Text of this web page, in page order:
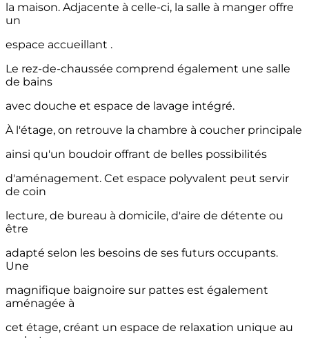
la maison. Adjacente à celle-ci, la salle à manger offre
un
espace accueillant .
Le rez-de-chaussée comprend également une salle
de bains
avec douche et espace de lavage intégré.
À l'étage, on retrouve la chambre à coucher principale
ainsi qu'un boudoir offrant de belles possibilités
d'aménagement. Cet espace polyvalent peut servir
de coin
lecture, de bureau à domicile, d'aire de détente ou
être
adapté selon les besoins de ses futurs occupants.
Une
magnifique baignoire sur pattes est également
aménagée à
cet étage, créant un espace de relaxation unique au